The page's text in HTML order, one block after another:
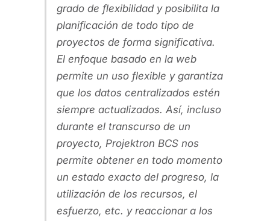
grado de flexibilidad y posibilita la
planificación de todo tipo de
proyectos de forma significativa.
El enfoque basado en la web
permite un uso flexible y garantiza
que los datos centralizados estén
siempre actualizados. Así, incluso
durante el transcurso de un
proyecto, Projektron BCS nos
permite obtener en todo momento
un estado exacto del progreso, la
utilización de los recursos, el
esfuerzo, etc. y reaccionar a los